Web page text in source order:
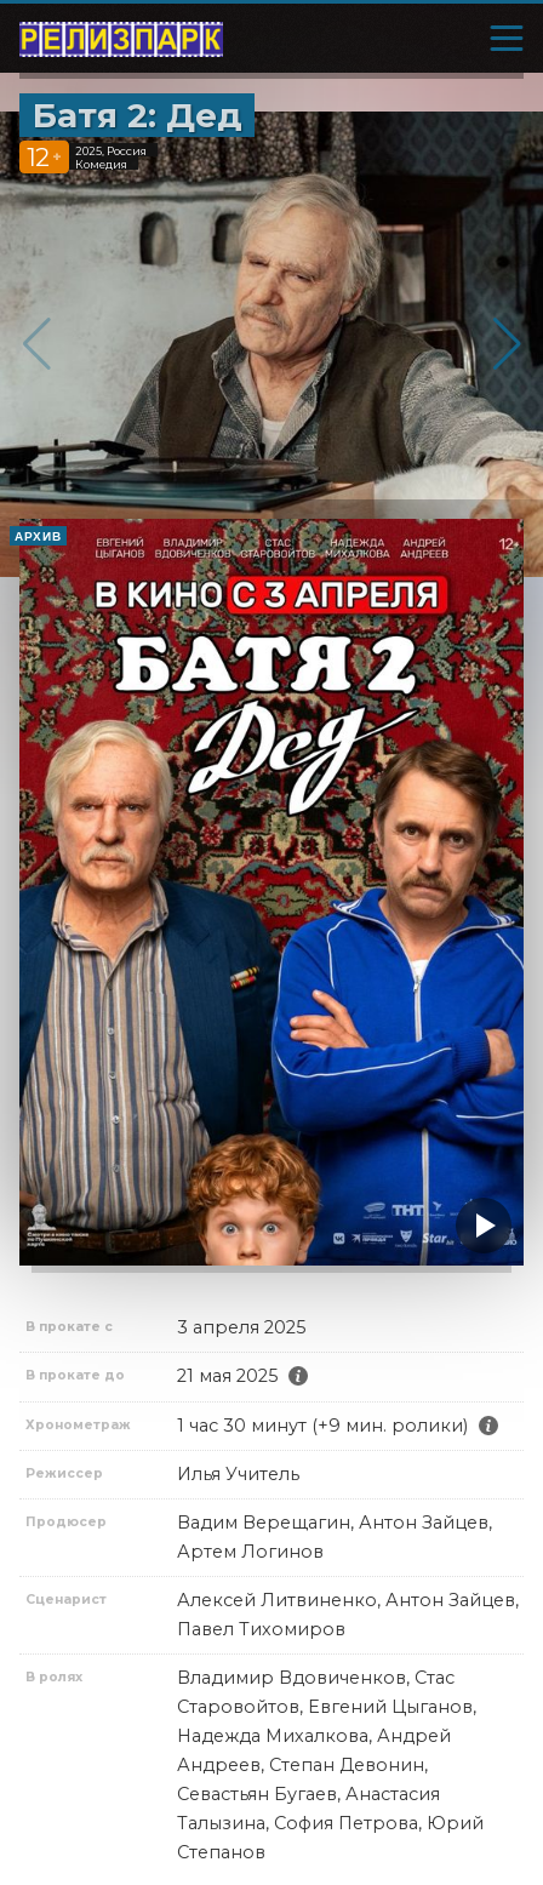
Батя 2: Дед
12 +
2025, Россия
Комедия
АРХИВ
В прокате с 3 апреля 2025
В прокате до 21 мая 2025
Хронометраж 1 час 30 минут (+9 мин. ролики)
Режиссер Илья Учитель
Продюсер
Вадим Верещагин, Антон Зайцев,
Артем Логинов
Сценарист
Алексей Литвиненко, Антон Зайцев,
Павел Тихомиров
В ролях
Владимир Вдовиченков, Стас
Старовойтов, Евгений Цыганов,
Надежда Михалкова, Андрей
Андреев, Степан Девонин,
Севастьян Бугаев, Анастасия
Талызина, София Петрова, Юрий
Степанов